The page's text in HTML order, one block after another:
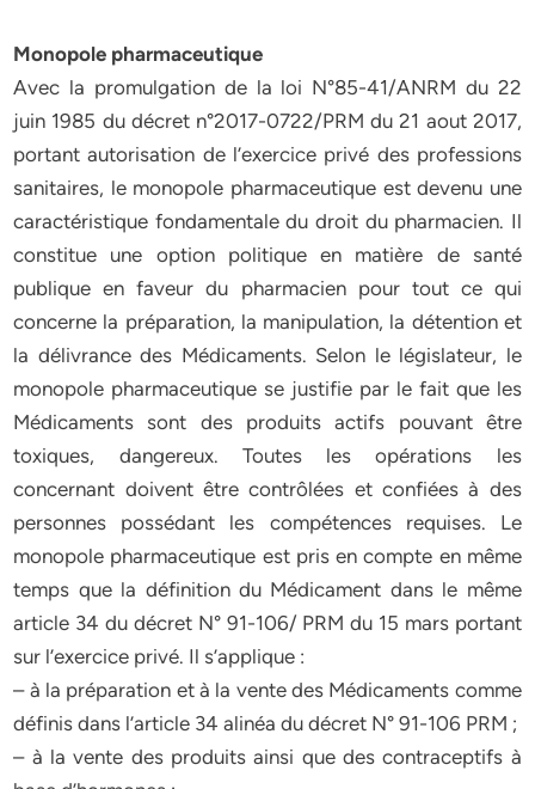
Monopole pharmaceutique
Avec la promulgation de la loi N°85-41/ANRM du 22
juin 1985 du décret n°2017-0722/PRM du 21 aout 2017,
portant autorisation de l’exercice privé des professions
sanitaires, le monopole pharmaceutique est devenu une
caractéristique fondamentale du droit du pharmacien. Il
constitue une option politique en matière de santé
publique en faveur du pharmacien pour tout ce qui
concerne la préparation, la manipulation, la détention et
la délivrance des Médicaments. Selon le législateur, le
monopole pharmaceutique se justifie par le fait que les
Médicaments sont des produits actifs pouvant être
toxiques, dangereux. Toutes les opérations les
concernant doivent être contrôlées et confiées à des
personnes possédant les compétences requises. Le
monopole pharmaceutique est pris en compte en même
temps que la définition du Médicament dans le même
article 34 du décret N° 91-106/ PRM du 15 mars portant
sur l’exercice privé. Il s’applique :
– à la préparation et à la vente des Médicaments comme
définis dans l’article 34 alinéa du décret N° 91-106 PRM ;
– à la vente des produits ainsi que des contraceptifs à